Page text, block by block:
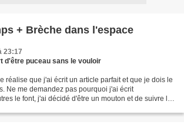
+ Brèche dans l'espace
23:17
d'être puceau sans le vouloir
réalise que j'ai écrit un article parfait et que je dois le
Ne me demandez pas pourquoi j'ai écrit
le font, j'ai décidé d'être un mouton et de suivre le